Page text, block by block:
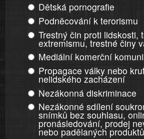
Dětská pornografie
Podněcování k terorismu
Trestný čin proti lidskosti,
extremismu, trestné činy
Mediální komerční
Propagace války nebo
nelidského zacházení
Nezákonná diskriminace
Nezákonné sdílení
snímků bez souhlasu,
pronásledování, prodej
nebo padělaných produktů